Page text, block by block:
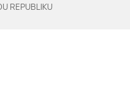
REPUBLIKU